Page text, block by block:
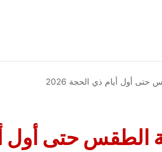
أول أيام ذي الحجة 2026
الطقس حتى أول